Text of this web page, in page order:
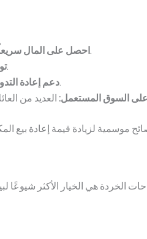
احصل على المال يشتري تجار الخردة بناءً على وزن المعدن وحالة المكيف.
تخلص من الأجهزة الكبيرة التي لا تستخدمها.
دعم إعادةتحتوي المكيفات القديمة على النحاس والألمنيوم القيم.
السوق المستعمل: